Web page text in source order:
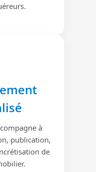
à
publication,
de